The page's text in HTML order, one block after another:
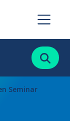
Suchen
Seminar